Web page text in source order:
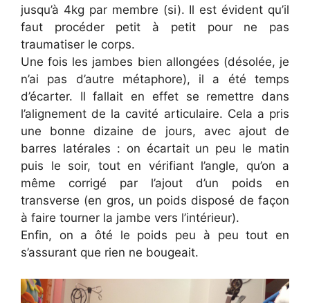
jusqu’à 4kg par membre (si). Il est évident qu’il
faut procéder petit à petit pour ne pas
traumatiser le corps.
Une fois les jambes bien allongées (désolée, je
n’ai pas d’autre métaphore), il a été temps
d’écarter. Il fallait en effet se remettre dans
l’alignement de la cavité articulaire. Cela a pris
une bonne dizaine de jours, avec ajout de
barres latérales : on écartait un peu le matin
puis le soir, tout en vérifiant l’angle, qu’on a
même corrigé par l’ajout d’un poids en
transverse (en gros, un poids disposé de façon
à faire tourner la jambe vers l’intérieur).
Enfin, on a ôté le poids peu à peu tout en
s’assurant que rien ne bougeait.